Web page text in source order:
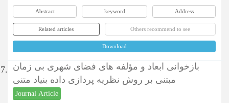
Abstract keyword Address
Related articles Others recommend to see
Download
7. بازخوانی ابعاد و مؤلفه های فضای شهری بی زمان
مبتنی بر روش نظریه پردازی داده بنیاد متنی
Journal Article